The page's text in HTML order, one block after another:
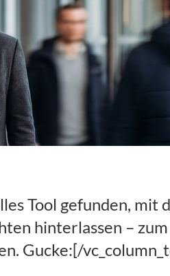
Tool gefunden, mit
hinterlassen –
Gucke:[/